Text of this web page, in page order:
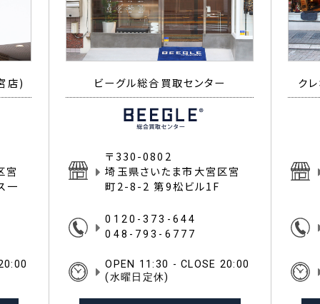
店)
宮
一
ビーグル総合買取センター
〒330-0802
埼玉県さいたま市大宮区宮
町2-8-2 第9松ビル1F
0120-373-644
048-793-6777
OPEN 11:30 - CLOSE 20:00
(水曜日定休)
ク